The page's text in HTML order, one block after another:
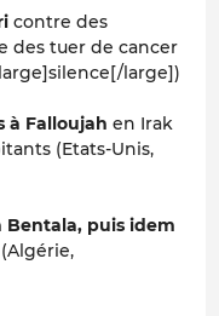
contre des
des tuer de cancer
large])
à Falloujah en Irak
(Etats-Unis,
Bentala, puis idem